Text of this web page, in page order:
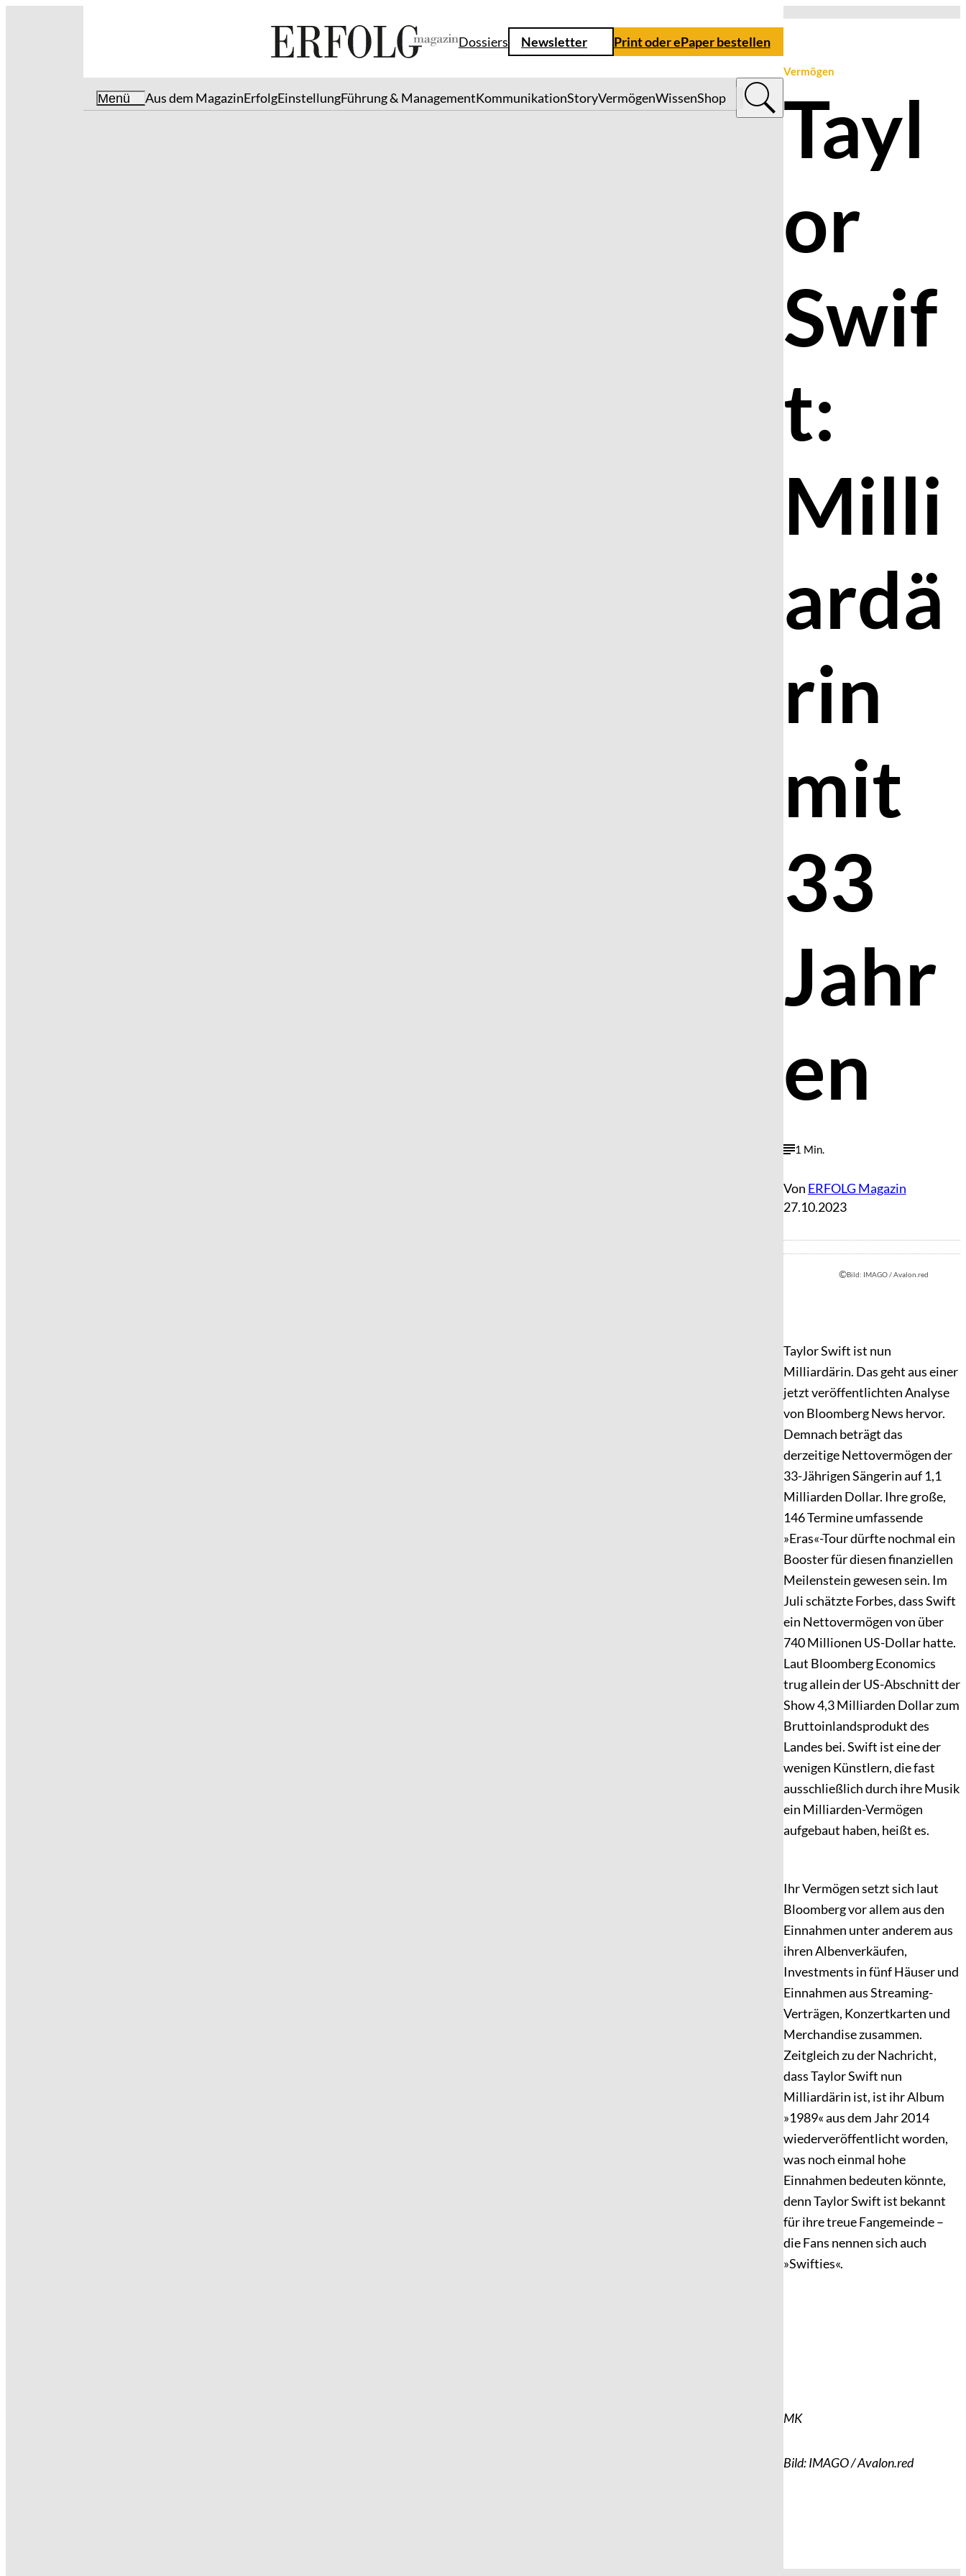
Dossiers Newsletter Print oder ePaper bestellen
Menü Aus dem MagazinErfolgEinstellungFührung & ManagementKommunikationStoryVermögenWissenShop
Vermögen
Tayl
or
Swif
t:
Milli
ardä
rin
mit
33
Jahr
en
1 Min.
Von ERFOLG Magazin
27.10.2023
©Bild: IMAGO / Avalon.red
Taylor Swift ist nun
Milliardärin. Das geht aus einer
jetzt veröffentlichten Analyse
von Bloomberg News hervor.
Demnach beträgt das
derzeitige Nettovermögen der
33-Jährigen Sängerin auf 1,1
Milliarden Dollar. Ihre große,
146 Termine umfassende
»Eras«-Tour dürfte nochmal ein
Booster für diesen finanziellen
Meilenstein gewesen sein. Im
Juli schätzte Forbes, dass Swift
ein Nettovermögen von über
740 Millionen US-Dollar hatte.
Laut Bloomberg Economics
trug allein der US-Abschnitt der
Show 4,3 Milliarden Dollar zum
Bruttoinlandsprodukt des
Landes bei. Swift ist eine der
wenigen Künstlern, die fast
ausschließlich durch ihre Musik
ein Milliarden-Vermögen
aufgebaut haben, heißt es.
Ihr Vermögen setzt sich laut
Bloomberg vor allem aus den
Einnahmen unter anderem aus
ihren Albenverkäufen,
Investments in fünf Häuser und
Einnahmen aus Streaming-
Verträgen, Konzertkarten und
Merchandise zusammen.
Zeitgleich zu der Nachricht,
dass Taylor Swift nun
Milliardärin ist, ist ihr Album
»1989« aus dem Jahr 2014
wiederveröffentlicht worden,
was noch einmal hohe
Einnahmen bedeuten könnte,
denn Taylor Swift ist bekannt
für ihre treue Fangemeinde –
die Fans nennen sich auch
»Swifties«.
MK
Bild: IMAGO / Avalon.red